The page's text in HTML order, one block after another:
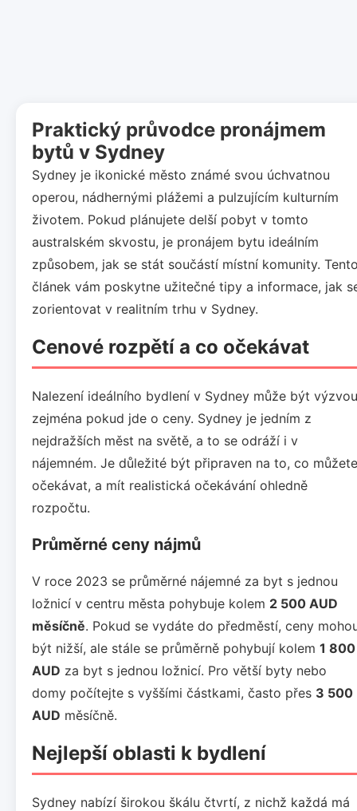
Praktický průvodce pronájmem
bytů v Sydney
Sydney je ikonické město známé svou úchvatnou
operou, nádhernými plážemi a pulzujícím kulturním
životem. Pokud plánujete delší pobyt v tomto
australském skvostu, je pronájem bytu ideálním
způsobem, jak se stát součástí místní komunity.
článek vám poskytne užitečné tipy a informace, jak
zorientovat v realitním trhu v Sydney.
Cenové rozpětí a co očekávat
Nalezení ideálního bydlení v Sydney může být
zejména pokud jde o ceny. Sydney je jedním z
nejdražších měst na světě, a to se odráží i v
nájemném. Je důležité být připraven na to, co můžete
očekávat, a mít realistická očekávání ohledně
rozpočtu.
Průměrné ceny nájmů
V roce 2023 se průměrné nájemné za byt s jednou
ložnicí v centru města pohybuje kolem 2 500 AUD
měsíčně. Pokud se vydáte do předměstí, ceny
být nižší, ale stále se průměrně pohybují kolem 1 800
AUD za byt s jednou ložnicí. Pro větší byty nebo
domy počítejte s vyššími částkami, často přes 3 500
AUD měsíčně.
Nejlepší oblasti k bydlení
Sydney nabízí širokou škálu čtvrtí, z nichž každá má